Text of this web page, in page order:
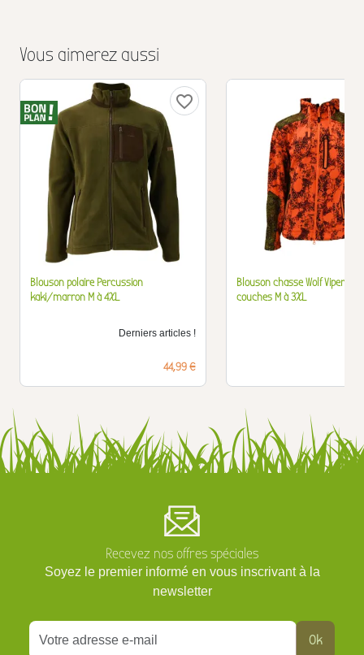
Vous aimerez aussi
favorite_border
Blouson polaire Percussion
kaki/marron M à 4XL
Derniers articles !
Prix
44,99 €
Blouson chasse Wolf
couches M à 3XL
Recevez nos offres spéciales
Soyez le premier informé en vous inscrivant à la
newsletter
Ok